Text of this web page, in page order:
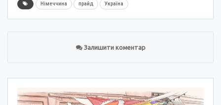
Німеччина прайд Україна
Залишити коментар